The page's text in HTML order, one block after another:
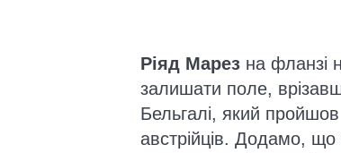
Ріяд Марез на фланзі
залишати поле,
Бельгалі, який пройшов
австрійців. Додамо,